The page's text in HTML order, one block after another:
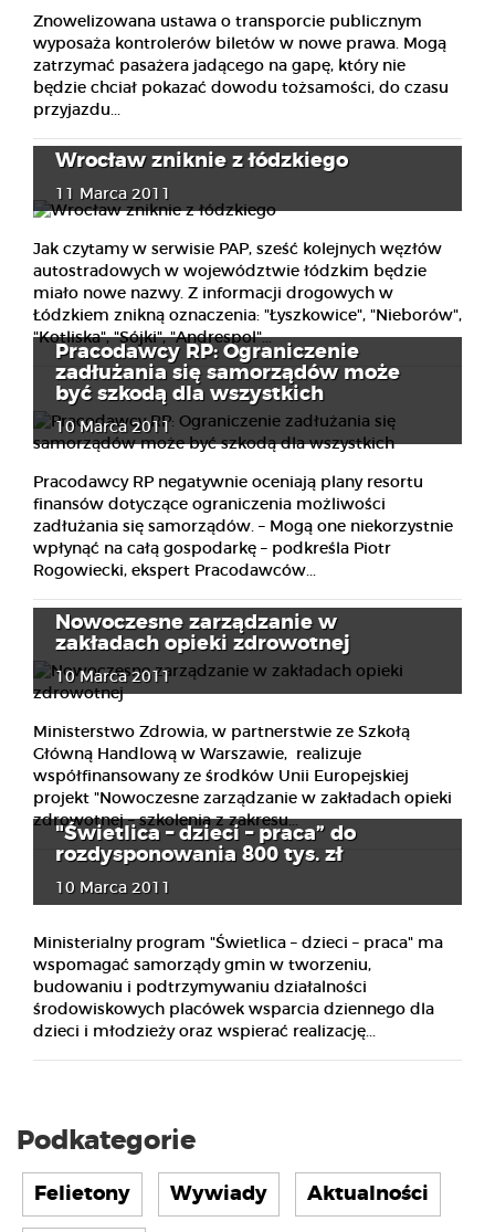
Znowelizowana ustawa o transporcie publicznym
wyposaża kontrolerów biletów w nowe prawa. Mogą
zatrzymać pasażera jadącego na gapę, który nie
będzie chciał pokazać dowodu tożsamości, do czasu
przyjazdu...
Wrocław zniknie z łódzkiego
11 Marca 2011
Jak czytamy w serwisie PAP, sześć kolejnych węzłów
autostradowych w województwie łódzkim będzie
miało nowe nazwy. Z informacji drogowych w
Łódzkiem znikną oznaczenia: "Łyszkowice", "Nieborów",
"Kotliska", "Sójki", "Andrespol"...
Pracodawcy RP: Ograniczenie
zadłużania się samorządów może
być szkodą dla wszystkich
10 Marca 2011
Pracodawcy RP negatywnie oceniają plany resortu
finansów dotyczące ograniczenia możliwości
zadłużania się samorządów. – Mogą one niekorzystnie
wpłynąć na całą gospodarkę – podkreśla Piotr
Rogowiecki, ekspert Pracodawców...
Nowoczesne zarządzanie w
zakładach opieki zdrowotnej
10 Marca 2011
Ministerstwo Zdrowia, w partnerstwie ze Szkołą
Główną Handlową w Warszawie, realizuje
współfinansowany ze środków Unii Europejskiej
projekt "Nowoczesne zarządzanie w zakładach opieki
zdrowotnej – szkolenia z zakresu...
"Świetlica – dzieci – praca” do
rozdysponowania 800 tys. zł
10 Marca 2011
Ministerialny program "Świetlica – dzieci – praca" ma
wspomagać samorządy gmin w tworzeniu,
budowaniu i podtrzymywaniu działalności
środowiskowych placówek wsparcia dziennego dla
dzieci i młodzieży oraz wspierać realizację...
Podkategorie
Felietony Wywiady Aktualności